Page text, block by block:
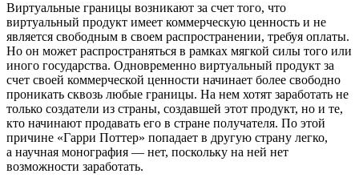
Виртуальные границы возникают за счет того, что
виртуальный продукт имеет коммерческую ценность и не
является свободным в своем распространении, требуя оплаты.
Но он может распространяться в рамках мягкой силы того или
иного государства. Одновременно виртуальный продукт за
счет своей коммерческой ценности начинает более свободно
проникать сквозь любые границы. На нем хотят заработать не
только создатели из страны, создавшей этот продукт, но и те,
кто начинают продавать его в стране получателя. По этой
причине «Гарри Поттер» попадает в другую страну легко,
а научная монография — нет, поскольку на ней нет
возможности заработать.